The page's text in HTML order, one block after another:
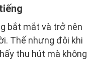
bắt mắt và trở nên
Thế nhưng đôi khi
thu hút mà không